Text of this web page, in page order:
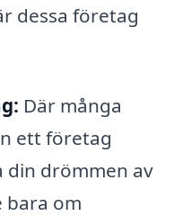
dessa företag
Där många
ett företag
drömmen av
bara om